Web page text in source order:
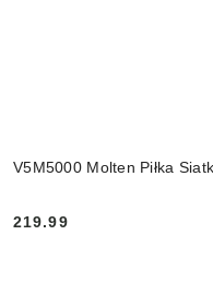
V5M5000 Molten Piłka
Cena:
219.99